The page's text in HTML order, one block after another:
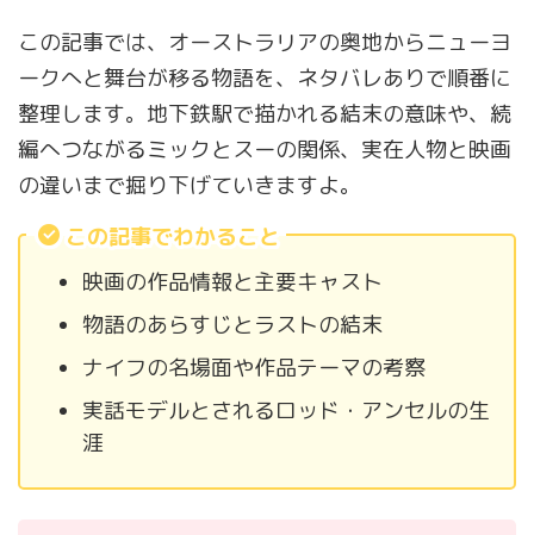
この記事では、オーストラリアの奥地からニューヨ
ークへと舞台が移る物語を、ネタバレありで順番に
整理します。地下鉄駅で描かれる結末の意味や、続
編へつながるミックとスーの関係、実在人物と映画
の違いまで掘り下げていきますよ。
この記事でわかること
映画の作品情報と主要キャスト
物語のあらすじとラストの結末
ナイフの名場面や作品テーマの考察
実話モデルとされるロッド・アンセルの生
涯